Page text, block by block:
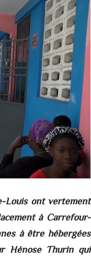
Louis ont vertement
à Carrefour-
à être hébergées
Hénose Thurin qui